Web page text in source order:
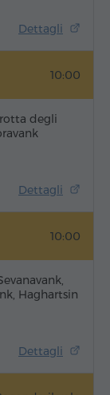
Dettagli
10:00
degli
Dettagli
10:00
Haghartsin
Dettagli